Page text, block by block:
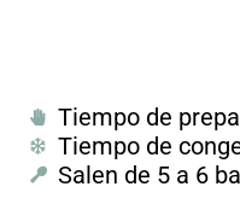
Tiempo de
Tiempo de
Salen de 5 a 6